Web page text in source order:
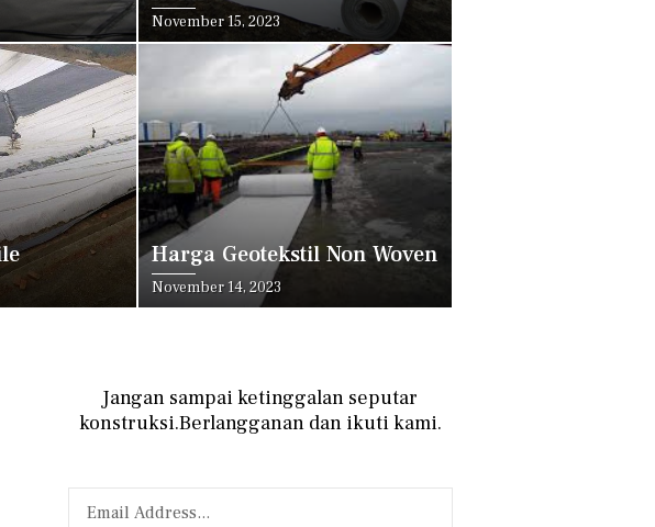
November 15, 2023
Harga Geotekstil Non Woven
November 14, 2023
Jangan sampai ketinggalan seputar
konstruksi.Berlangganan dan ikuti kami.